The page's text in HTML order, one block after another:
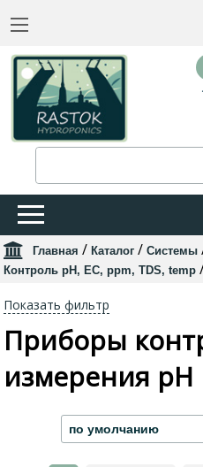
Главная / Каталог / Системы
Контроль pH, EC, ppm, TDS, temp
Показать фильтр
Приборы
измерения pH
по умолчанию